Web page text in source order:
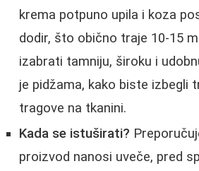
krema potpuno upila i koza
dodir, što obično traje 10-15
izabrati tamniju, široku i
je pidžama, kako biste izbegli
tragove na tkanini.
Kada se istuširati?
proizvod nanosi uveče, pred